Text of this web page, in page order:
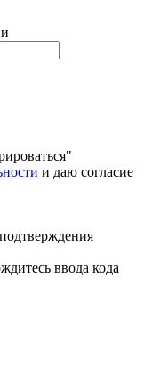
и даю согласие
ввода кода